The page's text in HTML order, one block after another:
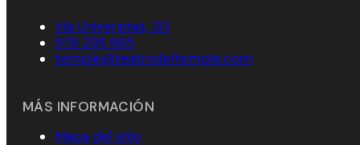
Vía Universitas, 30
976 298 865
temple@teatrodeltemple.com
MÁS INFORMACIÓN
Mapa del sitio